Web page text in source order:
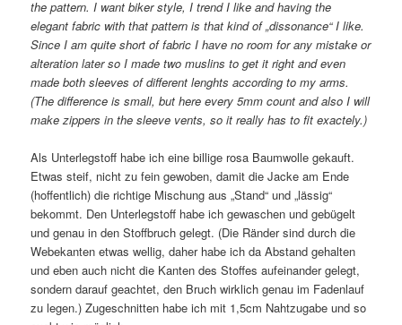
the pattern. I want biker style, I trend I like and having the
elegant fabric with that pattern is that kind of „dissonance“ I like.
Since I am quite short of fabric I have no room for any mistake or
alteration later so I made two muslins to get it right and even
made both sleeves of different lenghts according to my arms.
(The difference is small, but here every 5mm count and also I will
make zippers in the sleeve vents, so it really has to fit exactely.)
Als Unterlegstoff habe ich eine billige rosa Baumwolle gekauft.
Etwas steif, nicht zu fein gewoben, damit die Jacke am Ende
(hoffentlich) die richtige Mischung aus „Stand“ und „lässig“
bekommt. Den Unterlegstoff habe ich gewaschen und gebügelt
und genau in den Stoffbruch gelegt. (Die Ränder sind durch die
Webekanten etwas wellig, daher habe ich da Abstand gehalten
und eben auch nicht die Kanten des Stoffes aufeinander gelegt,
sondern darauf geachtet, den Bruch wirklich genau im Fadenlauf
zu legen.) Zugeschnitten habe ich mit 1,5cm Nahtzugabe und so